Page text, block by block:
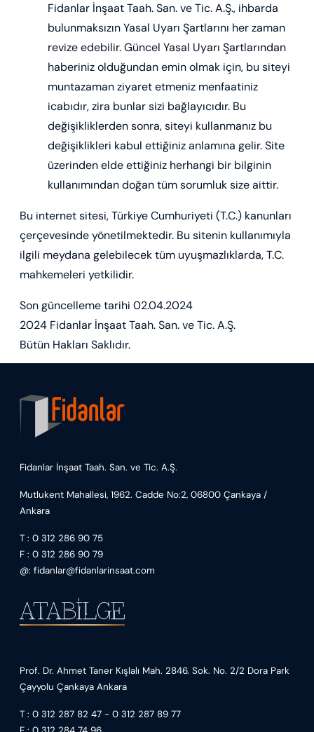
Fidanlar İnşaat Taah. San. ve Tic. A.Ş., ihbarda
bulunmaksızın Yasal Uyarı Şartlarını her zaman
revize edebilir. Güncel Yasal Uyarı Şartlarından
haberiniz olduğundan emin olmak için, bu siteyi
muntazaman ziyaret etmeniz menfaatiniz
icabıdır, zira bunlar sizi bağlayıcıdır. Bu
değişikliklerden sonra, siteyi kullanmanız bu
değişiklikleri kabul ettiğiniz anlamına gelir. Site
üzerinden elde ettiğiniz herhangi bir bilginin
kullanımından doğan tüm sorumluk size aittir.
Bu internet sitesi, Türkiye Cumhuriyeti (T.C.) kanunları
çerçevesinde yönetilmektedir. Bu sitenin kullanımıyla
ilgili meydana gelebilecek tüm uyuşmazlıklarda, T.C.
mahkemeleri yetkilidir.
Son güncelleme tarihi 02.04.2024
2024 Fidanlar İnşaat Taah. San. ve Tic. A.Ş.
Bütün Hakları Saklıdır.
Fidanlar İnşaat Taah. San. ve Tic. A.Ş.
Mutlukent Mahallesi, 1962. Cadde No:2, 06800 Çankaya /
Ankara
T : 0 312 286 90 75
F : 0 312 286 90 79
@: fidanlar@fidanlarinsaat.com
Prof. Dr. Ahmet Taner Kışlalı Mah. 2846. Sok. No. 2/2 Dora Park
Çayyolu Çankaya Ankara
T : 0 312 287 82 47 - 0 312 287 89 77